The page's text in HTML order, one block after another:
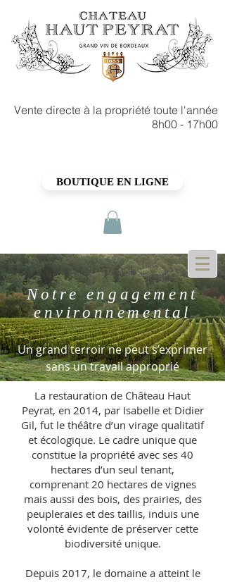
Vente directe à la propriété toute l'année
8h00 - 17h00
BOUTIQUE EN LIGNE
Notre engagement
environnemental
Un grand terroir ne peut s’exprimer
sans un travail approprié
La restauration de Château Haut
Peyrat, en 2014, par Isabelle et Didier
Gil, fut le théâtre d’un virage qualitatif
et écologique. Le cadre unique que
constitue la propriété avec ses 40
hectares d’un seul tenant,
comprenant 20 hectares de vignes
mais aussi des bois, des prairies, des
peupleraies et des taillis, induis une
volonté évidente de préserver cette
biodiversité unique.
Depuis 2017, le domaine a atteint le